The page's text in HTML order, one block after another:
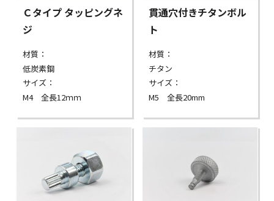
Ｃタイプ タッピングネ
ジ
材質：
低炭素鋼
サイズ：
M4 全長12ｍｍ
貫通穴付きチタンボル
ト
材質：
チタン
サイズ：
M5 全長20mm